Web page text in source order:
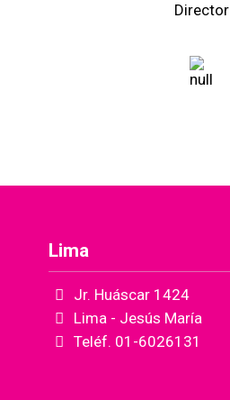
Director
Lima
Jr. Huáscar 1424
Lima - Jesús María
Teléf. 01-6026131